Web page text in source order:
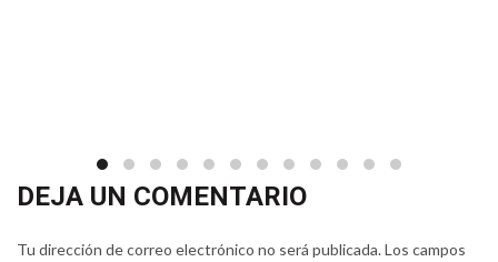
DEJA UN COMENTARIO
Tu dirección de correo electrónico no será publicada.Los campos